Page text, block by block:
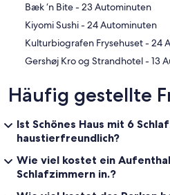
‪Bæk ‘n Bite - ‬23 Autominuten
‪Kiyomi Sushi - ‬24 Autominuten
‪Gershøj
Häufig gestellte
Ist Schönes Haus mit 6
haustierfreundlich?
Wie viel kostet ein
Schlafzimmern in.?